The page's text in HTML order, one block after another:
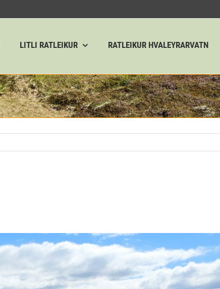
LITLI RATLEIKUR RATLEIKUR HVALEYRARVATN
Home